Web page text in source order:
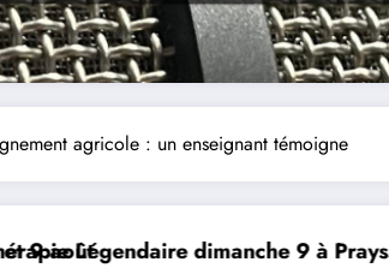
agricole : un enseignant témoigne
Expérience RADIO,